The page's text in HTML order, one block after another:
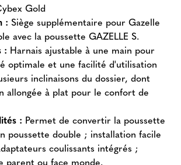
Gold
: Siège supplémentaire pour Gazelle
avec la poussette GAZELLE S.
: Harnais ajustable à une main pour
optimale et une facilité d'utilisation
inclinaisons du dossier, dont
allongée à plat pour le confort de
: Permet de convertir la poussette
poussette double ; installation facile
coulissants intégrés ;
parent ou face monde.